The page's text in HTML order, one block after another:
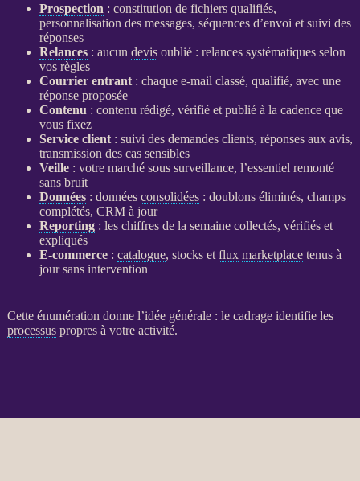
Prospection : constitution de fichiers qualifiés,
personnalisation des messages, séquences d’envoi et suivi des
réponses
Relances: aucun devisoublié : relancessystématiques selon
vos règles
Courrier entrant: chaque e-mail classé, qualifié, avec une
réponse proposée
Contenu : contenu rédigé, vérifié et publié à la cadence que
vous fixez
Service client: suivi des demandes clients, réponses aux avis,
transmission des cas sensibles
Veille: votre marché sous surveillance, l’essentiel remonté
sans bruit
Données: données consolidées: doublons éliminés, champs
complétés, CRMà jour
Reporting: les chiffres de la semaine collectés, vérifiés et
expliqués
E-commerce: catalogue, stocks et flux marketplacetenus à
jour sans intervention
Cette énumération donne l’idée générale : le cadrageidentifie les
processuspropres à votre activité.